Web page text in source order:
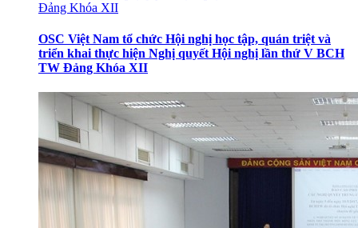
OSC Việt Nam tổ chức Hội nghị học tập, quán triệt và
triển khai thực hiện Nghị quyết Hội nghị lần thứ V BCH
TW Đảng Khóa XII